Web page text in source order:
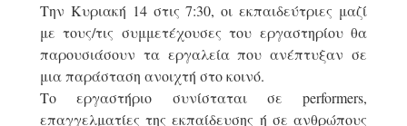
Την Κυριακή 14 στις 7:30, οι εκπαιδεύτριες μαζί
με τους/τις συμμετέχουσες του εργαστηρίου θα
παρουσιάσουν τα εργαλεία που ανέπτυξαν σε
μια παράσταση ανοιχτή στο κοινό.
Το εργαστήριο συνίσταται σε performers,
επαγγελματίες της εκπαίδευσης ή σε ανθρώπους